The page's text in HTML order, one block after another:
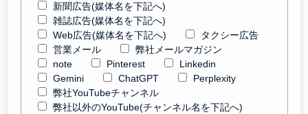
新聞広告(媒体名を下記へ)
雑誌広告(媒体名を下記へ)
Web広告(媒体名を下記へ)
タクシー広告
営業メール
弊社メールマガジン
note
Pinterest
Linkedin
Gemini
ChatGPT
Perplexity
弊社YouTubeチャンネル
弊社以外のYouTube(チャンネル名を下記へ)